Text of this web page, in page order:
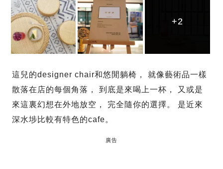
+2
+2
+2
這兒的designer chair和悠閒躺椅， 就像藝術品一樣
散落在店的每個角落， 到底是來喝上一杯， 又或是
來這裏幻想在外地放空， 完全隨你的選擇。 是近來
深水埗比較有特色的cafe。
廣告